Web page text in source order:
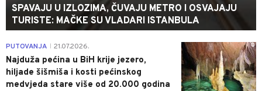
SPAVAJU U IZLOZIMA, ČUVAJU METRO I OSVAJAJU
TURISTE: MAČKE SU VLADARI ISTANBULA
0
PUTOVANJA 21.07.2026.
Najduža pećina u BiH krije jezero,
hiljade šišmiša i kosti pećinskog
medvjeda stare više od 20.000 godina